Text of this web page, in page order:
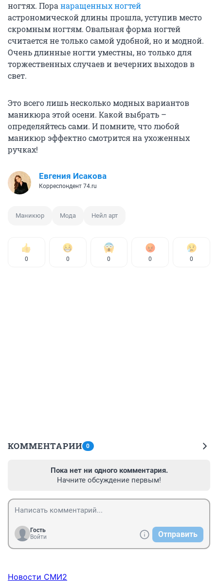
ногтях. Поранаращенных ногтей
астрономической длины прошла, уступив место
скромным ногтям. Овальная форма ногтей
считается не только самой удобной, но и модной.
Очень длинные ногти уместны, но только для
торжественных случаев и вечерних выходов в
свет.
Это всего лишь несколько модных вариантов
маникюра этой осени. Какой выбрать –
определяйтесь сами. И помните, что любой
маникюр эффектно смотрится на ухоженных
ручках!
Евгения Исакова
Корреспондент 74.ru
Маникюр Мода Нейл арт
0 0 0 0 0
КОММЕНТАРИИ 0
Пока нет ни одного комментария.
Начните обсуждение первым!
Гость
Войти
Отправить
Новости СМИ2